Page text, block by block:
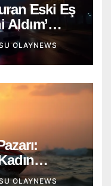
Eski Eş
Aldım’
OLAYNEWS
OLAYNEWS